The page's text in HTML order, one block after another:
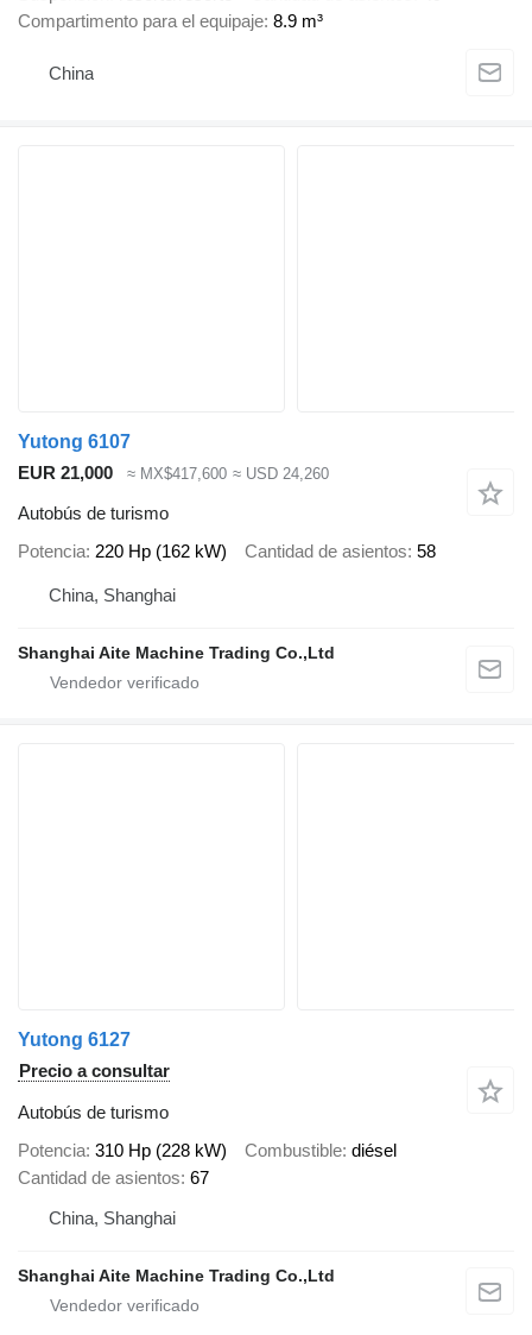
Compartimento para el equipaje 8.9 m³
China
Yutong 6107
EUR 21,000
≈ MX$417,600 ≈ USD 24,260
Autobús de turismo
Potencia 220 Hp (162 kW) Cantidad de asientos 58
China, Shanghai
Shanghai Aite Machine Trading Co.,Ltd
Yutong 6127
Precio a consultar
Autobús de turismo
Potencia 310 Hp (228 kW) Combustible diésel
Cantidad de asientos 67
China, Shanghai
Shanghai Aite Machine Trading Co.,Ltd